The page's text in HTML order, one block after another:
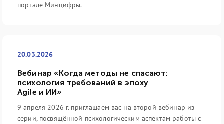
портале Минцифры.
20.03.2026
Вебинар «Когда методы не спасают:
психология требований в эпоху
Agile и ИИ»
9 апреля 2026 г. приглашаем вас на второй вебинар из
серии, посвящённой психологическим аспектам работы с